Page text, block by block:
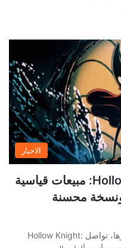
الاخبار
Hollow Knight: Silksong: مبيعات قياسية
محسنة
بعد أشهر قليلة فقط على صدورها، تواصل Hollow Knight: